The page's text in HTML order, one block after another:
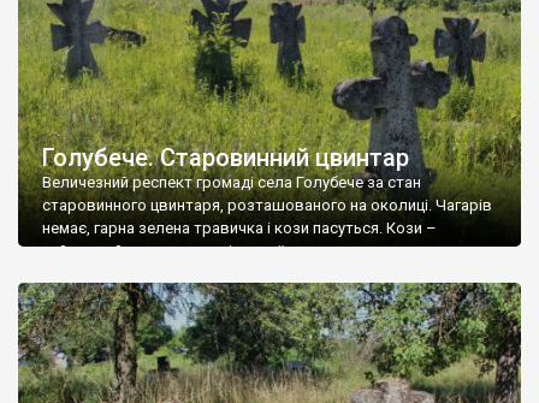
Голубече. Старовинний цвинтар
Величезний респект громаді села Голубече за стан
старовинного цвинтаря, розташованого на околиці. Чагарів
немає, гарна зелена травичка і кози пасуться. Кози –
найкращий регулятор шкідливої, для старих кладовищ,
бруньками, кози ті бруньки обгризають, бо то улюблений
делікатес. На цвинтарі у Голубечому ціла колекція
різноманітних форм хрестів. Село відносно невелике, […]